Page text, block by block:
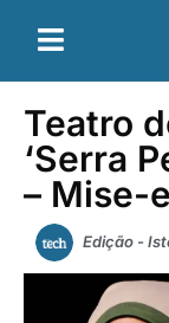
Teatro
‘Serra
– Mise-
Edição -